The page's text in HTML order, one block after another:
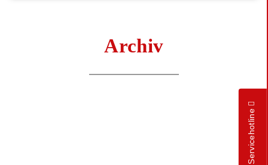
Archiv
Servicehotline